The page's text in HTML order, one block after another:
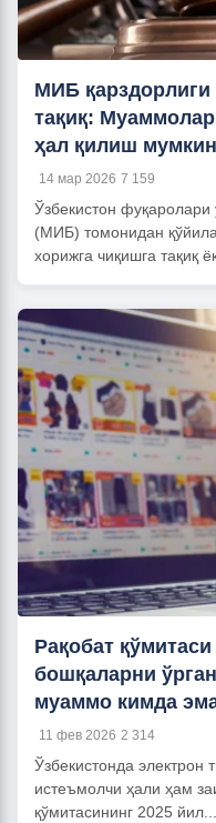
МИБ қарздорлиги
тақиқ:
ҳал қилиш
14 мар 2026 7 159
Ўзбекистон
(МИБ) томонидан
хорижга чиқишга тақиқ
Рақобат
бошқаларни
муаммо кимда
11 фев 2026 2 314
Ўзбекистонда электрон
истеъмолчи ҳали ҳам
қўмитасининг 2025 йил...